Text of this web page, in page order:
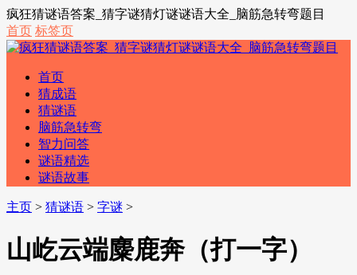
疯狂猜谜语答案_猜字谜猜灯谜谜语大全_脑筋急转弯题目
首页 标签页
首页
猜成语
猜谜语
脑筋急转弯
智力问答
谜语精选
谜语故事
主页 > 猜谜语 > 字谜 >
山屹云端麋鹿奔（打一字）